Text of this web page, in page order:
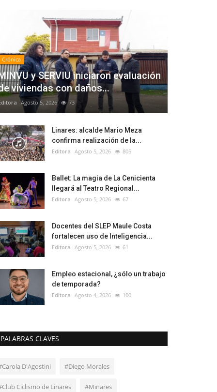
Crónica
y SERVIU iniciaron evaluación
viviendas con daños...
Agosto 5, 2026 73
Linares: alcalde Mario Meza
confirma realización de la...
Editora Agosto 5, 2026 805
Ballet: La magia de La Cenicienta
llegará al Teatro Regional...
Editora Agosto 5, 2026 67
Docentes del SLEP Maule Costa
fortalecen uso de Inteligencia...
Editora Agosto 5, 2026 61
Empleo estacional, ¿sólo un trabajo
de temporada?
Editora Agosto 4, 2026 100
PALABRAS CLAVES
D'Agostini #Diego Morales
Ciclismo de Linares #Minares